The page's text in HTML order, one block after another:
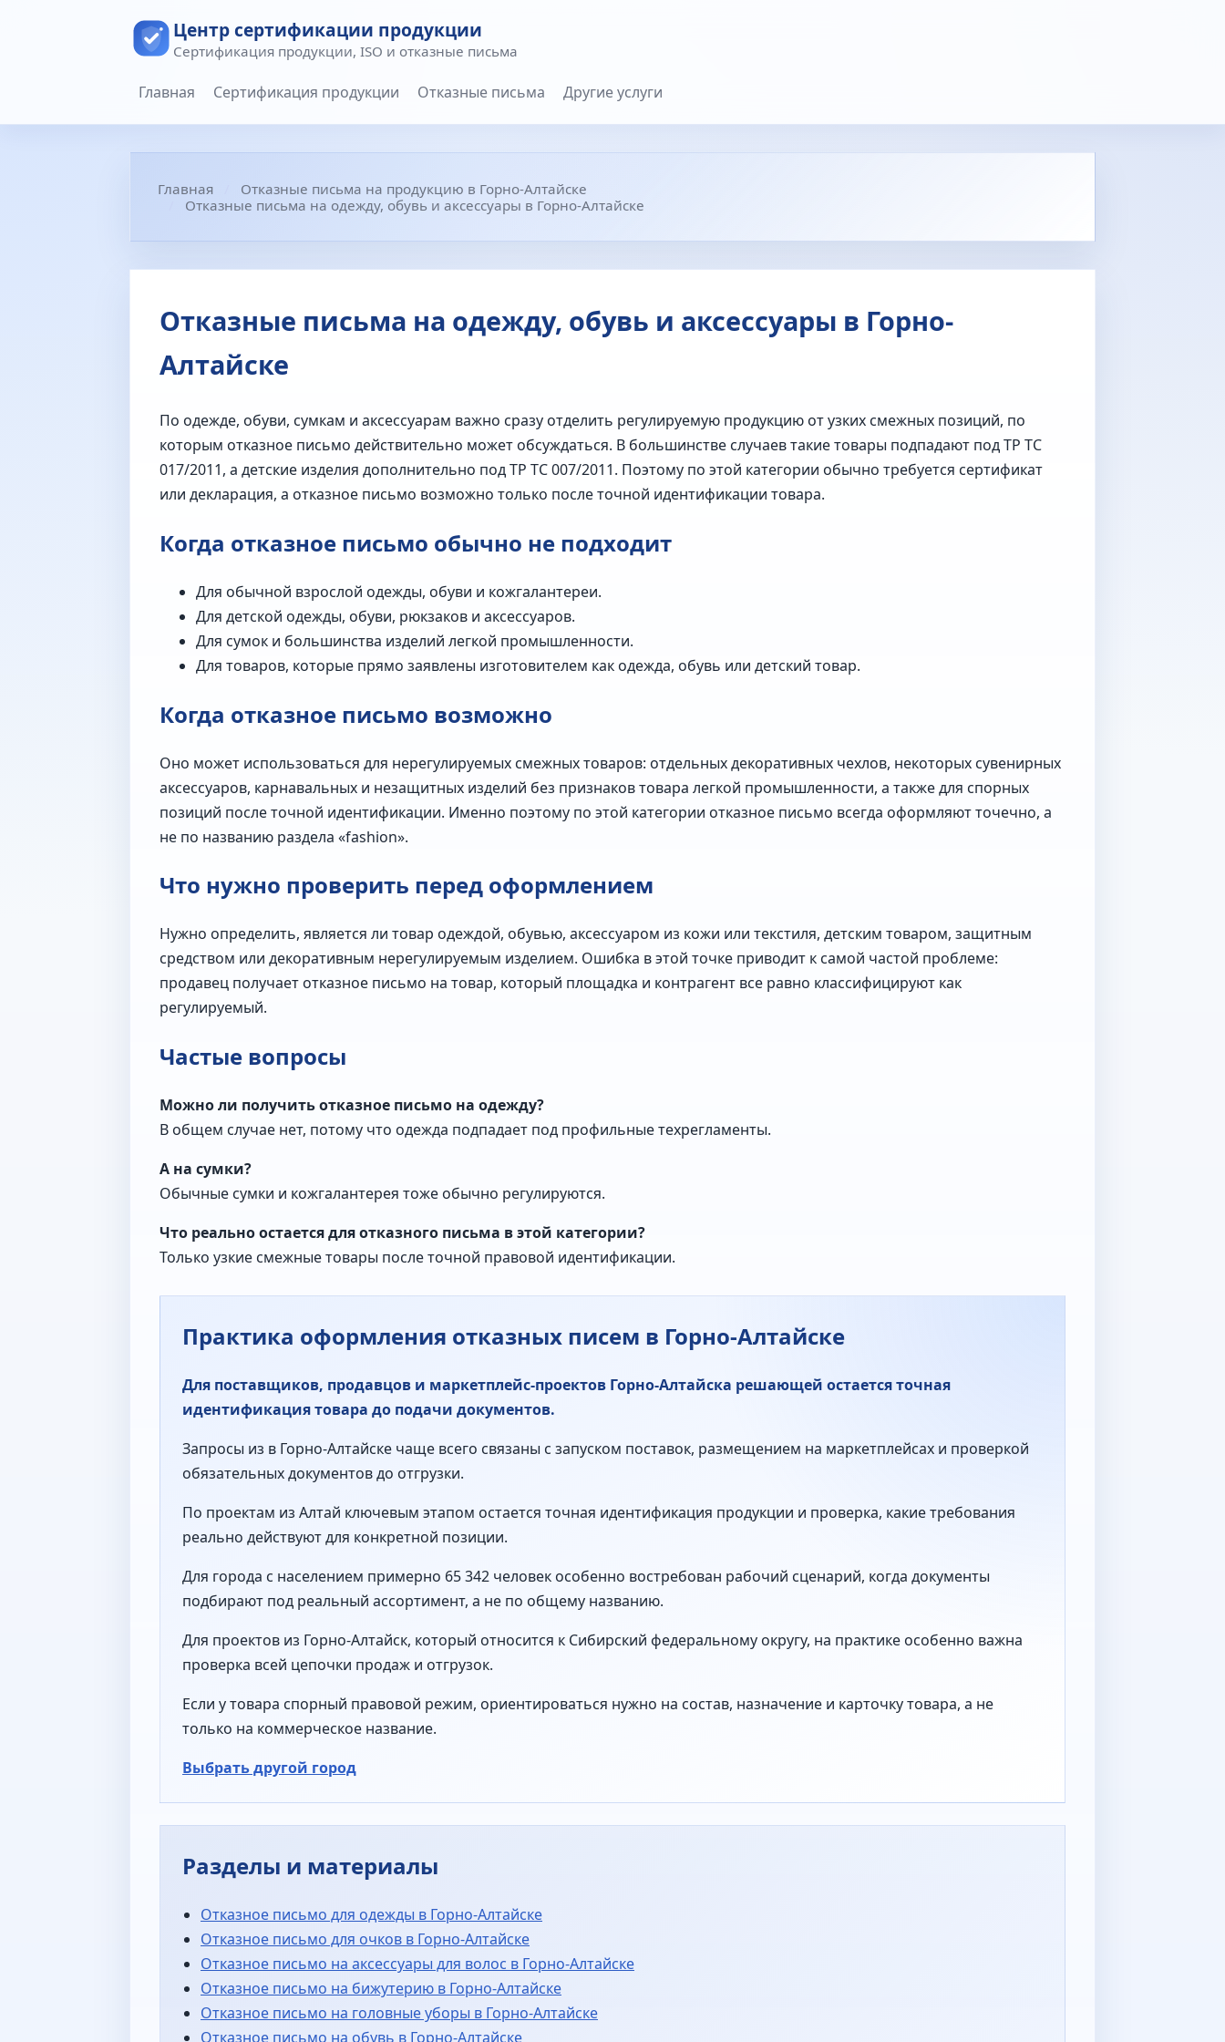
Центр сертификации продукции
Сертификация продукции, ISO и отказные письма
Главная Сертификация продукции Отказные письма Другие услуги
Главная
Отказные письма на продукцию в Горно-Алтайске
Отказные письма на одежду, обувь и аксессуары в Горно-Алтайске
Отказные письма на одежду, обувь и аксессуары в Горно-
Алтайске
По одежде, обуви, сумкам и аксессуарам важно сразу отделить регулируемую продукцию от узких смежных позиций, по
которым отказное письмо действительно может обсуждаться. В большинстве случаев такие товары подпадают под ТР ТС
017/2011, а детские изделия дополнительно под ТР ТС 007/2011. Поэтому по этой категории обычно требуется сертификат
или декларация, а отказное письмо возможно только после точной идентификации товара.
Когда отказное письмо обычно не подходит
Для обычной взрослой одежды, обуви и кожгалантереи.
Для детской одежды, обуви, рюкзаков и аксессуаров.
Для сумок и большинства изделий легкой промышленности.
Для товаров, которые прямо заявлены изготовителем как одежда, обувь или детский товар.
Когда отказное письмо возможно
Оно может использоваться для нерегулируемых смежных товаров: отдельных декоративных чехлов, некоторых сувенирных
аксессуаров, карнавальных и незащитных изделий без признаков товара легкой промышленности, а также для спорных
позиций после точной идентификации. Именно поэтому по этой категории отказное письмо всегда оформляют точечно, а
не по названию раздела «fashion».
Что нужно проверить перед оформлением
Нужно определить, является ли товар одеждой, обувью, аксессуаром из кожи или текстиля, детским товаром, защитным
средством или декоративным нерегулируемым изделием. Ошибка в этой точке приводит к самой частой проблеме:
продавец получает отказное письмо на товар, который площадка и контрагент все равно классифицируют как
регулируемый.
Частые вопросы
Можно ли получить отказное письмо на одежду?
В общем случае нет, потому что одежда подпадает под профильные техрегламенты.
А на сумки?
Обычные сумки и кожгалантерея тоже обычно регулируются.
Что реально остается для отказного письма в этой категории?
Только узкие смежные товары после точной правовой идентификации.
Практика оформления отказных писем в Горно-Алтайске
Для поставщиков, продавцов и маркетплейс-проектов Горно-Алтайска решающей остается точная
идентификация товара до подачи документов.
Запросы из в Горно-Алтайске чаще всего связаны с запуском поставок, размещением на маркетплейсах и проверкой
обязательных документов до отгрузки.
По проектам из Алтай ключевым этапом остается точная идентификация продукции и проверка, какие требования
реально действуют для конкретной позиции.
Для города с населением примерно 65 342 человек особенно востребован рабочий сценарий, когда документы
подбирают под реальный ассортимент, а не по общему названию.
Для проектов из Горно-Алтайск, который относится к Сибирский федеральному округу, на практике особенно важна
проверка всей цепочки продаж и отгрузок.
Если у товара спорный правовой режим, ориентироваться нужно на состав, назначение и карточку товара, а не
только на коммерческое название.
Выбрать другой город
Разделы и материалы
Отказное письмо для одежды в Горно-Алтайске
Отказное письмо для очков в Горно-Алтайске
Отказное письмо на аксессуары для волос в Горно-Алтайске
Отказное письмо на бижутерию в Горно-Алтайске
Отказное письмо на головные уборы в Горно-Алтайске
Отказное письмо на обувь в Горно-Алтайске